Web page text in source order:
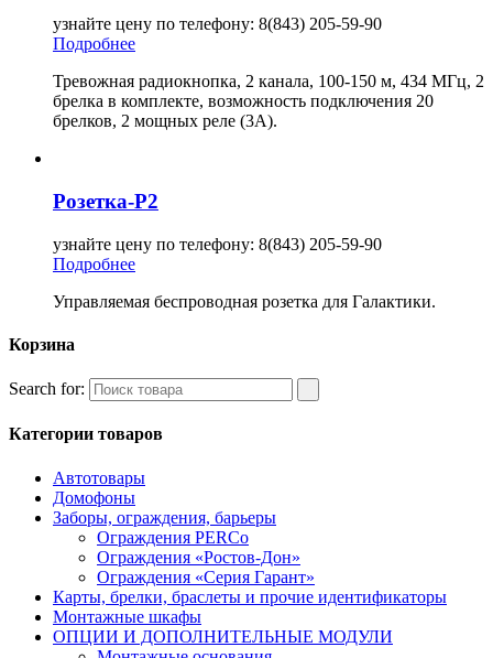
узнайте цену по телефону: 8(843) 205-59-90
Подробнее
Тревожная радиокнопка, 2 канала, 100-150 м, 434 МГц, 2
брелка в комплекте, возможность подключения 20
брелков, 2 мощных реле (3А).
Розетка-Р2
узнайте цену по телефону: 8(843) 205-59-90
Подробнее
Управляемая беспроводная розетка для Галактики.
Корзина
Search for:
Категории товаров
Автотовары
Домофоны
Заборы, ограждения, барьеры
Ограждения PERCo
Ограждения «Ростов-Дон»
Ограждения «Серия Гарант»
Карты, брелки, браслеты и прочие идентификаторы
Монтажные шкафы
ОПЦИИ И ДОПОЛНИТЕЛЬНЫЕ МОДУЛИ